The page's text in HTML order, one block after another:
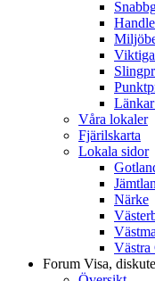
Våra lokaler
Fjärilskarta
Lokala sidor
Närke
Västra
Forum Visa,